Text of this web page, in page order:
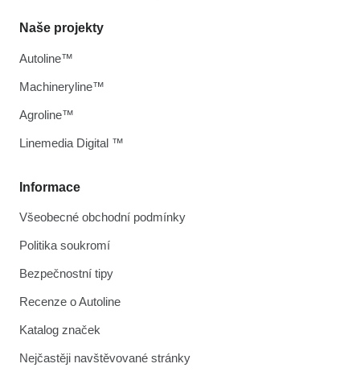
Informace
Všeobecné obchodní podmínky
Politika soukromí
Bezpečnostní tipy
Recenze o Autoline
Katalog značek
Nejčastěji navštěvované stránky
Naše projekty
Autoline™
Machineryline™
Agroline™
Linemedia Digital ™